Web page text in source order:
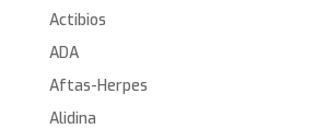
Actibios
ADA
Aftas-Herpes
Alidina